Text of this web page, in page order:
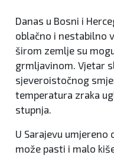
Danas u Bosni i
oblačno i nestabilno
širom zemlje su
grmljavinom. Vjetar
sjeveroistočnog
temperatura zraka
stupnja.
U Sarajevu umjereno
može pasti i malo